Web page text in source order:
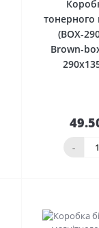
(BOX-
Brown-
-